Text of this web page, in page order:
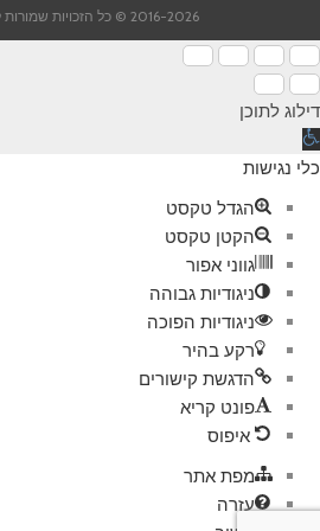
2016-2026 © כל הזכויות שמורות ללוח הנדל"ן של צ'כיה -
דילוג לתוכן
פתח
סרגל
כלי נגישות
הגדל טקסט
הקטן טקסט
גווני אפור
ניגודיות גבוהה
ניגודיות הפוכה
רקע בהיר
הדגשת קישורים
פונט קריא
איפוס
מפת אתר
עזרה